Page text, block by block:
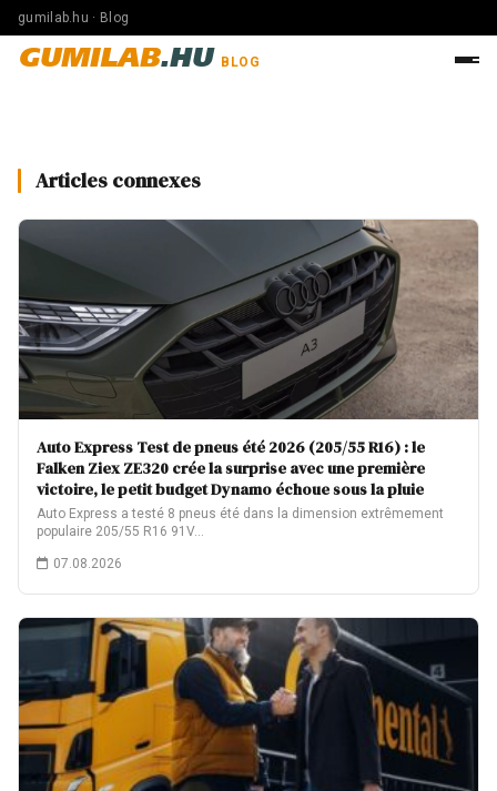
gumilab.hu · Blog
GUMILAB.HU BLOG
Articles connexes
Auto Express Test de pneus été 2026 (205/55 R16) : le
Falken Ziex ZE320 crée la surprise avec une première
victoire, le petit budget Dynamo échoue sous la pluie
Auto Express a testé 8 pneus été dans la dimension extrêmement
populaire 205/55 R16 91V…
07.08.2026